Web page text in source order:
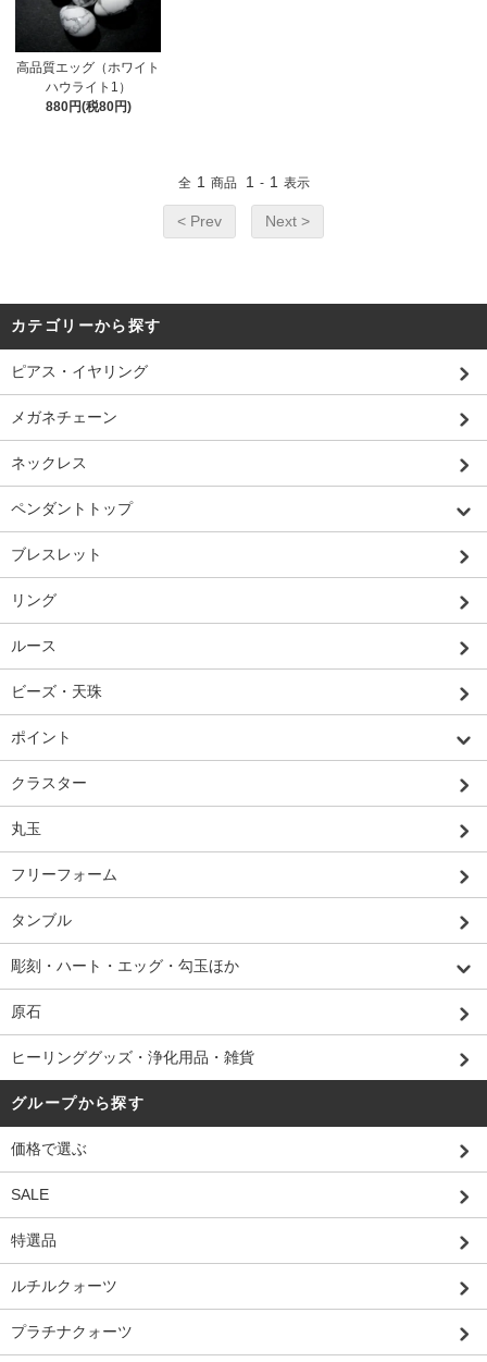
高品質エッグ（ホワイト
ハウライト1）
880円(税80円)
全 1 商品 1 - 1 表示
< Prev Next >
カテゴリーから探す
ピアス・イヤリング
メガネチェーン
ネックレス
ペンダントトップ
ブレスレット
リング
ルース
ビーズ・天珠
ポイント
クラスター
丸玉
フリーフォーム
タンブル
彫刻・ハート・エッグ・勾玉ほか
原石
ヒーリンググッズ・浄化用品・雑貨
グループから探す
価格で選ぶ
SALE
特選品
ルチルクォーツ
プラチナクォーツ